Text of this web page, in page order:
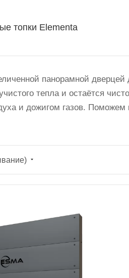
топки Elementa
панорамной дверцей
тепла и остаётся
и дожигом газов. Поможем